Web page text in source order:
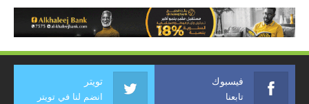
فيسبوك
تابعنا
تويتر
انضم لنا في تويتر